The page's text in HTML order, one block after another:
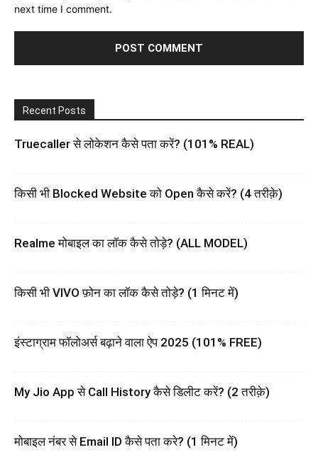
next time I comment.
Recent Posts
Truecaller से लोकेशन कैसे पता करें? (101% REAL)
किसी भी Blocked Website को Open कैसे करें? (4 तरीक़े)
Realme मोबाइल का लॉक कैसे तोड़े? (ALL MODEL)
किसी भी VIVO फ़ोन का लॉक कैसे तोड़े? (1 मिनट में)
इंस्टाग्राम फॉलोअर्स बढ़ाने वाला ऐप 2025 (101% FREE)
My Jio App से Call History कैसे डिलीट करें? (2 तरीक़े)
मोबाइल नंबर से Email ID कैसे पता करे? (1 मिनट में)